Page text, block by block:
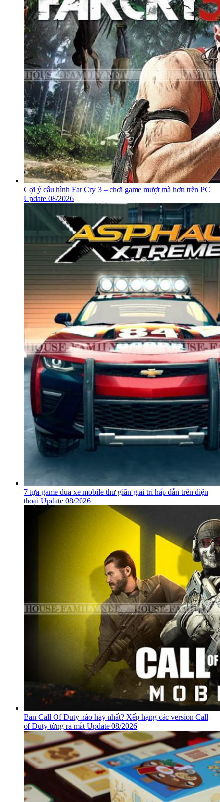
Gợi ý cấu hình Far Cry 3 – chơi game mượt mà hơn trên PC
Update 08/2026
7 tựa game đua xe mobile thư giãn giải trí hấp dẫn trên điện
thoại Update 08/2026
Bản Call Of Duty nào hay nhất? Xếp hạng các version Call
of Duty từng ra mắt Update 08/2026